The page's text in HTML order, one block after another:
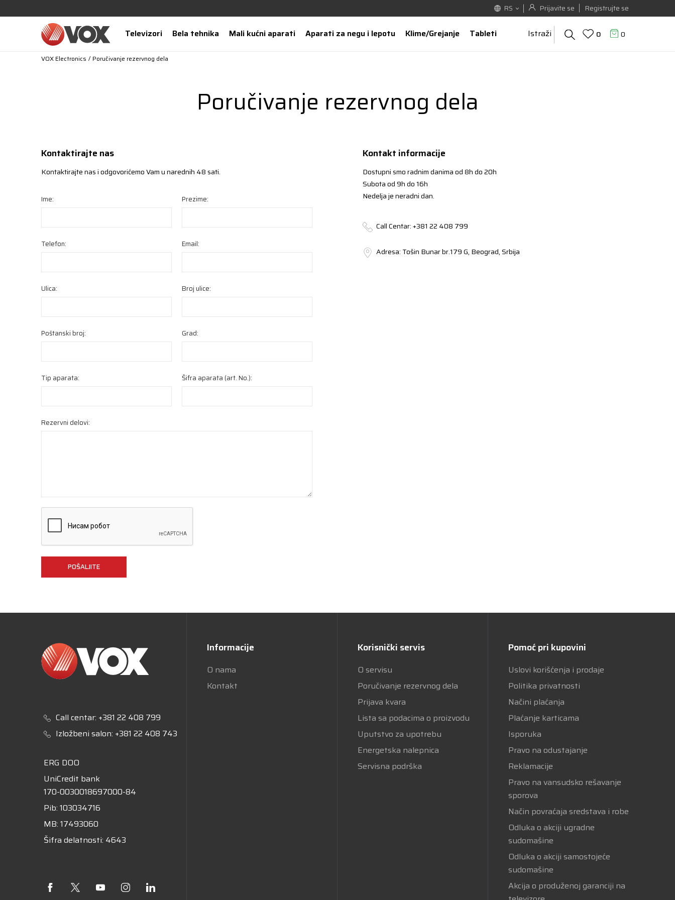
Prijavite se Registrujte se
RS
Televizori Bela tehnika Mali kućni aparati Aparati za negu i lepotu Klime/Grejanje Tableti Istraži 0 0
VOX Electronics Poručivanje rezervnog dela
Poručivanje rezervnog dela
Kontaktirajte nas
Kontaktirajte nas i odgovorićemo Vam u narednih 48 sati.
Ime: Prezime:
Telefon: Email:
Ulica: Broj ulice:
Poštanski broj: Grad:
Tip aparata: Šifra aparata (art. No.):
Rezervni delovi:
POŠALJITE
Kontakt informacije
Dostupni smo radnim danima od 8h do 20h
Subota od 9h do 16h
Nedelja je neradni dan.
Call Centar:+381 22 408 799
Adresa: Tošin Bunar br.179 G, Beograd, Srbija
Call centar: +381 22 408 799
Izložbeni salon: +381 22 408 743
ERG DOO
UniCredit bank
170-0030018697000-84
Pib: 103034716
MB: 17493060
Šifra delatnosti: 4643
Informacije
O nama
Kontakt
Korisnički servis
O servisu
Poručivanje rezervnog dela
Prijava kvara
Lista sa podacima o proizvodu
Uputstvo za upotrebu
Energetska nalepnica
Servisna podrška
Pomoć pri kupovini
Uslovi korišćenja i prodaje
Politika privatnosti
Načini plaćanja
Plaćanje karticama
Isporuka
Pravo na odustajanje
Reklamacije
Pravo na vansudsko rešavanje
sporova
Način povraćaja sredstava i robe
Odluka o akciji ugradne
sudomašine
Odluka o akciji samostojeće
sudomašine
Akcija o produženoj garanciji na